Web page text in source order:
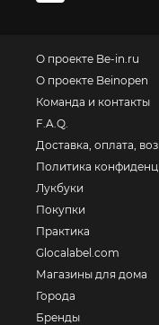
О проекте Be-in.ru
О проекте Beinopen
Команда и контакты
F.A.Q.
Доставка, оплата,
Политика
Лукбуки
Покупки
Практика
Glocalabel.com
Магазины для дома
Города
Бренды